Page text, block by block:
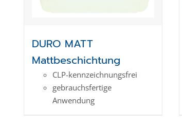
DURO MATT
Mattbeschichtung
CLP-kenn­zeich­­nungs­frei
gebrauchsfertige
Anwendung